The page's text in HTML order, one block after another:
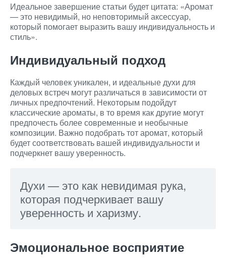
Идеальное завершение статьи будет цитата: «Аромат
— это невидимый, но неповторимый аксессуар,
который помогает выразить вашу индивидуальность и
стиль».
Индивидуальный подход
Каждый человек уникален, и идеальные духи для
деловых встреч могут различаться в зависимости от
личных предпочтений. Некоторым подойдут
классические ароматы, в то время как другие могут
предпочесть более современные и необычные
композиции. Важно подобрать тот аромат, который
будет соответствовать вашей индивидуальности и
подчеркнет вашу уверенность.
Духи — это как невидимая рука,
которая подчеркивает вашу
уверенность и харизму.
Эмоциональное восприятие